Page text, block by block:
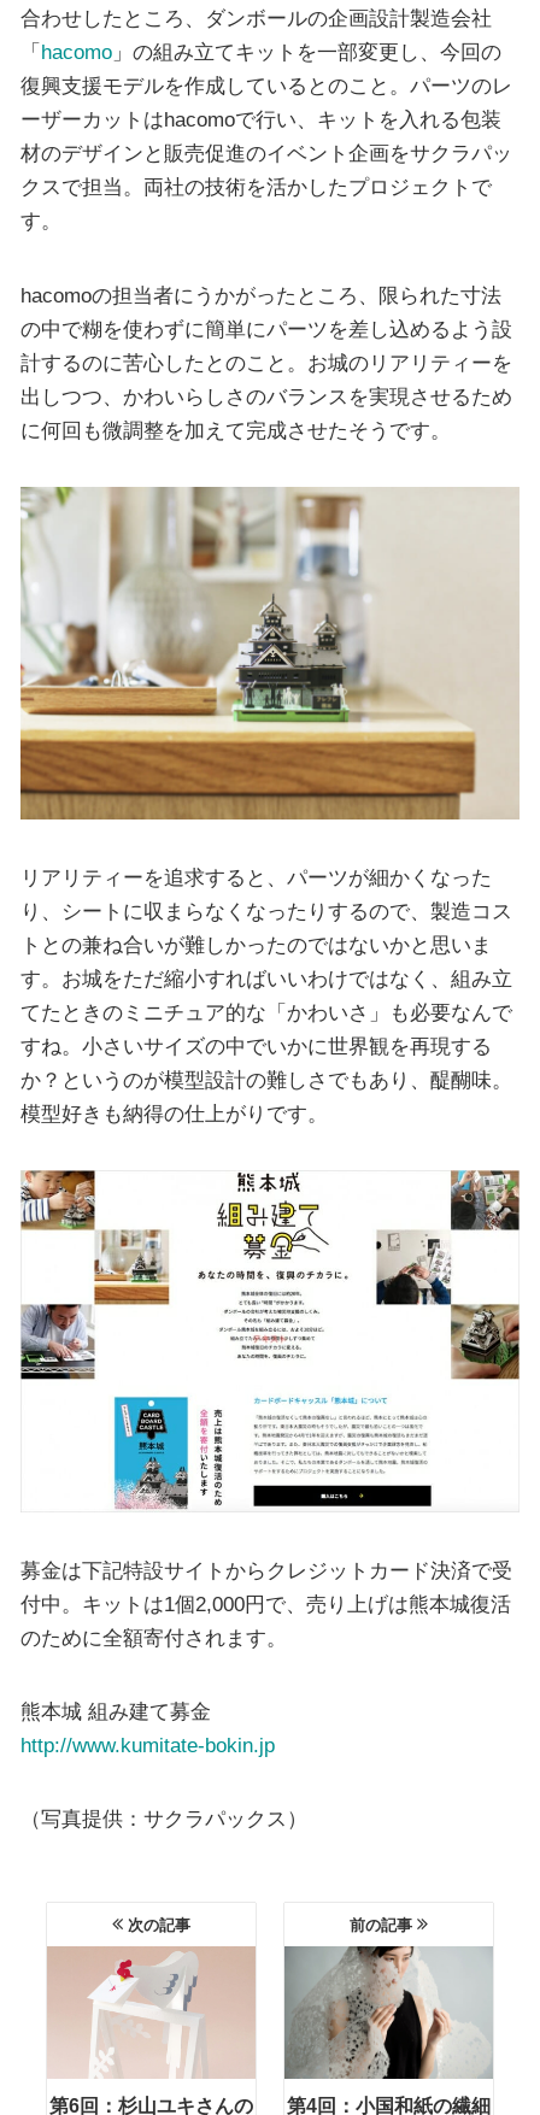
合わせしたところ、ダンボールの企画設計製造会社
「 hacomo」の組み立てキットを一部変更し、今回の
復興支援モデルを作成しているとのこと。パーツのレ
ーザーカットはhacomoで行い、キットを入れる包装
材のデザインと販売促進のイベント企画をサクラパッ
クスで担当。両社の技術を活かしたプロジェクトで
す。
hacomoの担当者にうかがったところ、限られた寸法
の中で糊を使わずに簡単にパーツを差し込めるよう設
計するのに苦心したとのこと。お城のリアリティーを
出しつつ、かわいらしさのバランスを実現させるため
に何回も微調整を加えて完成させたそうです。
リアリティーを追求すると、パーツが細かくなった
り、シートに収まらなくなったりするので、製造コス
トとの兼ね合いが難しかったのではないかと思いま
す。お城をただ縮小すればいいわけではなく、組み立
てたときのミニチュア的な「かわいさ」も必要なんで
すね。小さいサイズの中でいかに世界観を再現する
か？というのが模型設計の難しさでもあり、醍醐味。
模型好きも納得の仕上がりです。
募金は下記特設サイトからクレジットカード決済で受
付中。キットは1個2,000円で、売り上げは熊本城復活
のために全額寄付されます。
熊本城 組み建て募金
http://www.kumitate-bokin.jp
（写真提供：サクラパックス）
次の記事
第6回：杉山ユキさんの
前の記事
第4回：小国和紙の繊細